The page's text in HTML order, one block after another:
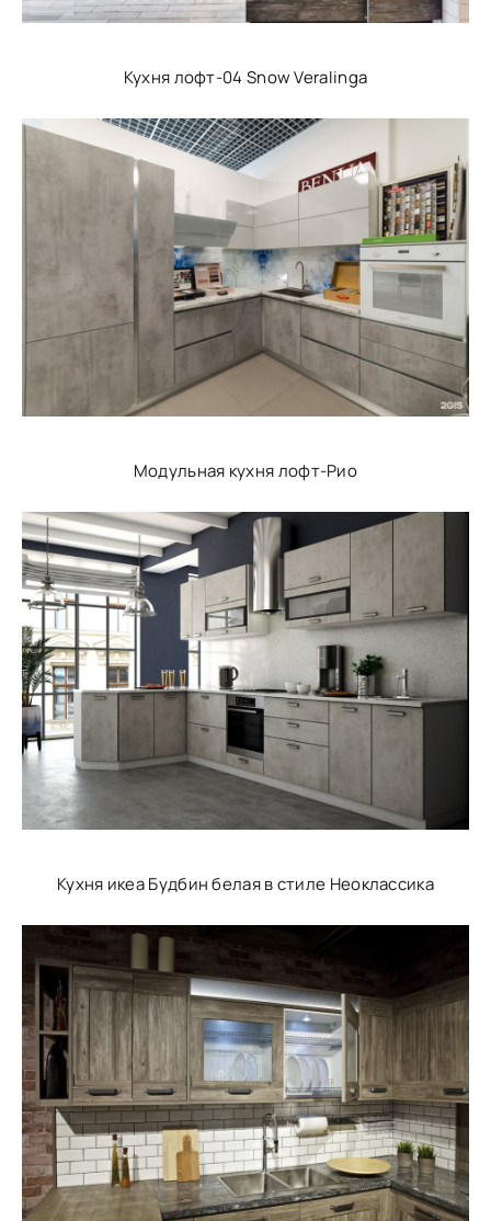
Кухня лофт-04 Snow Veralinga
Модульная кухня лофт-Рио
Кухня икеа Будбин белая в стиле Неоклассика